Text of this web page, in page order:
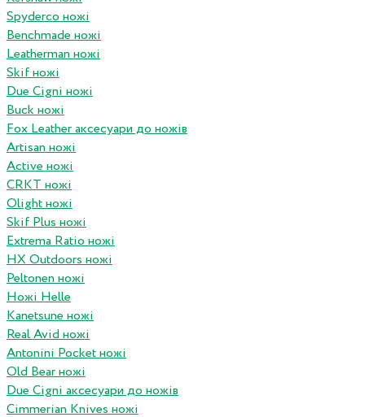
Spyderco ножі
Benchmade ножі
Leatherman ножі
Skif ножі
Due Cigni ножі
Buck ножі
Fox Leather аксесуари до ножів
Artisan ножі
Active ножі
CRKT ножі
Olight ножі
Skif Plus ножі
Extrema Ratio ножі
HX Outdoors ножі
Peltonen ножі
Ножі Helle
Kanetsune ножі
Real Avid ножі
Antonini Pocket ножі
Old Bear ножі
Due Cigni аксесуари до ножів
Cimmerian Knives ножі